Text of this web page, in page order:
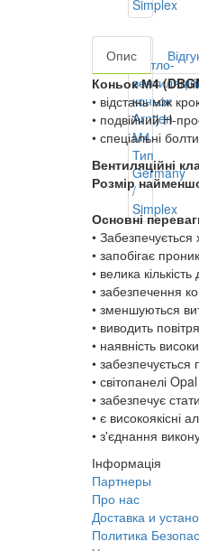
Опис
Коньок М4
• відстань між
• подвійний H-
• спеціальні
Вентиляційні
Розмір
Основні
• Забезпечується
• запобігає
• велика
• забезпечення
• зменшуються
• виводить
• наявність
•
• світопанелі
• забезпечує
• є високоякісні
• з'єднання
Інформація
Партнеры
Про нас
Доставка и
Политика